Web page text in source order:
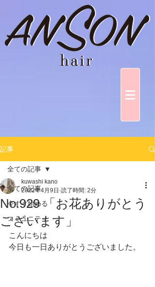
記事
全ての記事
今すぐ始める
コミュニティ
全ての記事
No.929 「お花ありがとう
ございます」
kuwashi kano
2022年4月9日 読了時間: 2分
こんにちは
今日も一日ありがとうございました。